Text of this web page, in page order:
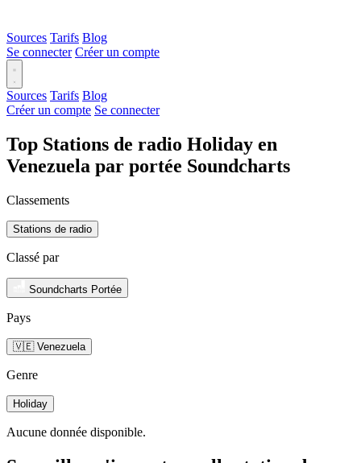
Sources Tarifs Blog
Se connecter Créer un compte
Sources Tarifs Blog
Créer un compte Se connecter
Top Stations de radio Holiday en
Venezuela par portée Soundcharts
Classements
Stations de radio
Classé par
Soundcharts Portée
Pays
🇻🇪 Venezuela
Genre
Holiday
Aucune donnée disponible.